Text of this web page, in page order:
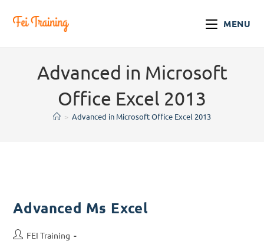
MENU
Advanced in Microsoft
Office Excel 2013
> Advanced in Microsoft Office Excel 2013
Advanced Ms Excel
FEI Training